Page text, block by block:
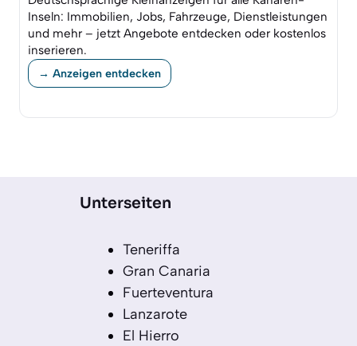
Inseln: Immobilien, Jobs, Fahrzeuge, Dienstleistungen
und mehr – jetzt Angebote entdecken oder kostenlos
inserieren.
→ Anzeigen entdecken
Unterseiten
Teneriffa
Gran Canaria
Fuerteventura
Lanzarote
El Hierro